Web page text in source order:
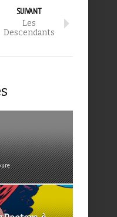
SUIVANT
Les
Descendants